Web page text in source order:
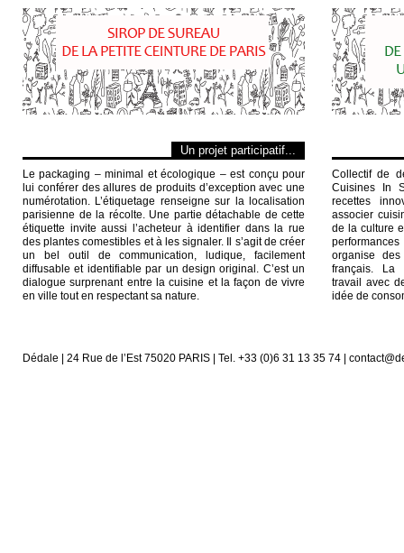
Un projet participatif...
Le packaging – minimal et écologique – est conçu pour
lui conférer des allures de produits d’exception avec une
numérotation. L’étiquetage renseigne sur la localisation
parisienne de la récolte. Une partie détachable de cette
étiquette invite aussi l’acheteur à identifier dans la rue
des plantes comestibles et à les signaler. Il s’agit de créer
un bel outil de communication, ludique, facilement
diffusable et identifiable par un design original. C’est un
dialogue surprenant entre la cuisine et la façon de vivre
en ville tout en respectant sa nature.
Collectif de
Cuisines In
recettes
associer
de la culture
organise
français. La
travail avec
idée de
Dédale | 24 Rue de l’Est 75020 PARIS | Tel. +33 (0)6 31 13 35 74 |